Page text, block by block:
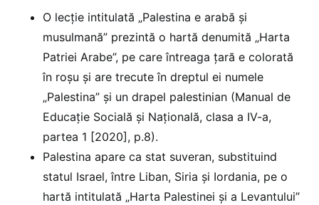
O lecție intitulată „Palestina e arabă și
musulmană” prezintă o hartă denumită „Harta
Patriei Arabe”, pe care întreaga țară e colorată
în roșu și are trecute în dreptul ei numele
„Palestina” și un drapel palestinian (Manual de
Educație Socială și Națională, clasa a IV-a,
partea 1 [2020], p.8).
Palestina apare ca stat suveran, substituind
statul Israel, între Liban, Siria și Iordania, pe o
hartă intitulată „Harta Palestinei și a Levantului”